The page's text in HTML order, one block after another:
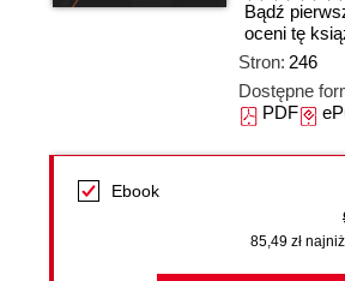
Bądź
oceni tę
Stron: 246
Dostępne
PDF
Ebook
85,49 zł